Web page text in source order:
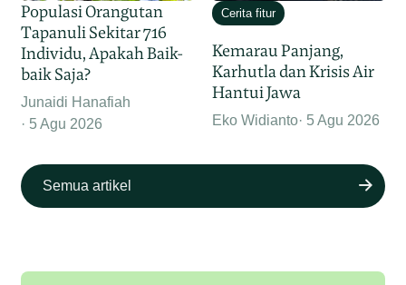
Populasi Orangutan
Tapanuli Sekitar 716
Individu, Apakah Baik-
baik Saja?
Junaidi Hanafiah
5 Agu 2026
Cerita fitur
Kemarau Panjang,
Karhutla dan Krisis Air
Hantui Jawa
Eko Widianto 5 Agu 2026
Semua artikel